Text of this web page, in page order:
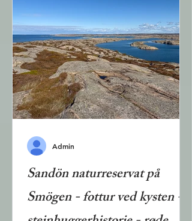
bobil, hytter, hus, leilighet eller
hotell, og du kan spise for deg selv
eller på restaurant. Men du kan også
besøke resorten uten å bo der. I
dette innlegget presenteres
fotturene og fornøyelsesparken som
er åpne
Sandön naturreservat på
Smögen - fottur ved kysten -
Admin